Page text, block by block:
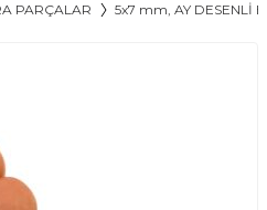
PARÇALAR 5x7 mm, AY DESENLİ